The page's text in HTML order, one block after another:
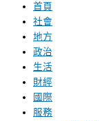
首頁
社會
地方
政治
生活
財經
國際
服務